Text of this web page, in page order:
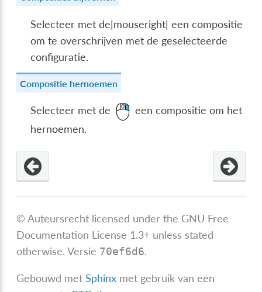
Selecteer met de|mouseright| een compositie
om te overschrijven met de geselecteerde
configuratie.
Compositie hernoemen
Selecteer met de
een compositie om het
hernoemen.
© Auteursrecht licensed under the GNU Free
Documentation License 1.3+ unless stated
otherwise.Versie 70ef6d6.
Gebouwd metSphinx met gebruik van een